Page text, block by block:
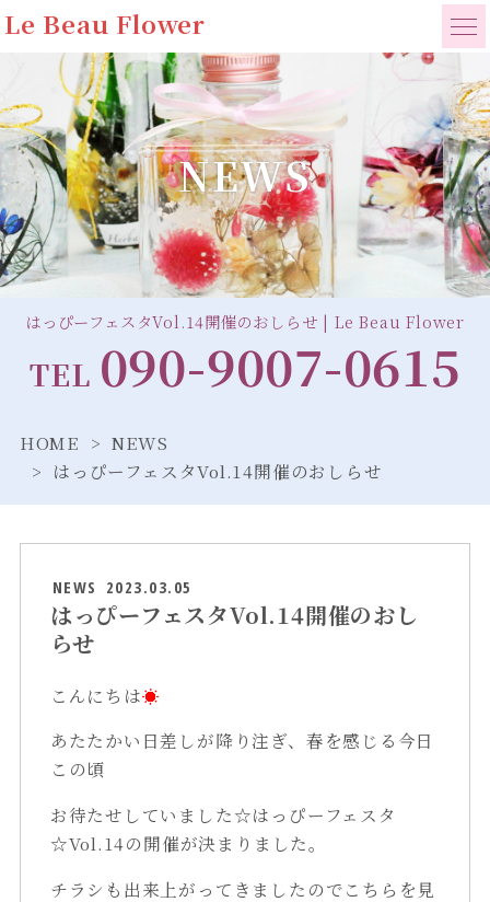
Le Beau Flower
NEWS
はっぴーフェスタVol.14開催のおしらせ | Le Beau Flower
TEL 090-9007-0615
HOME
NEWS
はっぴーフェスタVol.14開催のおしらせ
NEWS 2023.03.05
はっぴーフェスタVol.14開催のおし
らせ
こんにちは☀
あたたかい日差しが降り注ぎ、春を感じる今日
この頃
お待たせしていました☆はっぴーフェスタ
☆Vol.14の開催が決まりました。
チラシも出来上がってきましたのでこちらを見